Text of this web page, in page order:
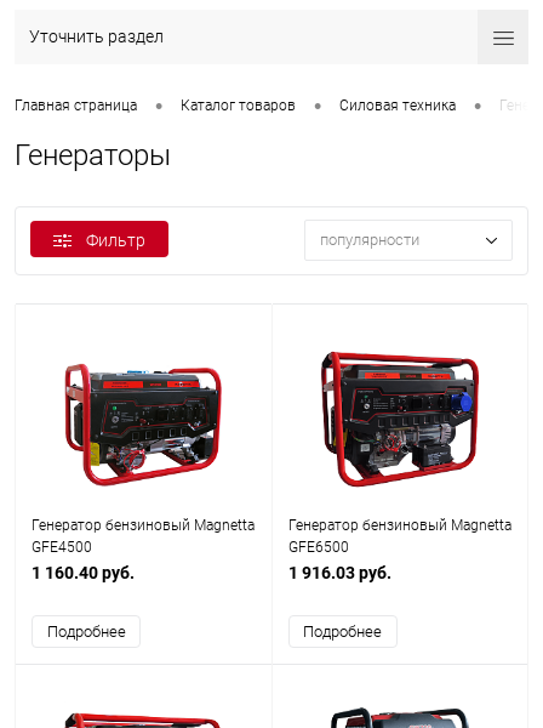
Уточнить раздел
Главная страница • Каталог товаров • Силовая техника •
Генераторы
Фильтр популярности
Генератор бензиновый Magnetta
GFE4500
1 160.40 руб.
Подробнее
Генератор бензиновый Magnetta
GFE6500
1 916.03 руб.
Подробнее